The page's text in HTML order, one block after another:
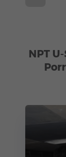
NPT